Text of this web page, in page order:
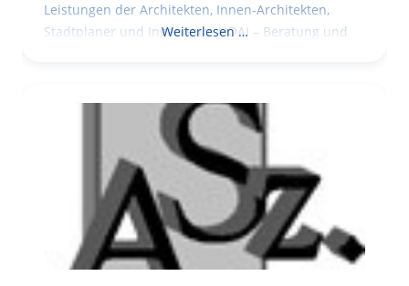
Leistungen der Architekten, Innen-Architekten,
Stadtplaner und Ingenieure HOAI – Beratung und
Weiterlesen …